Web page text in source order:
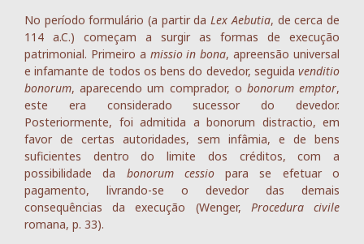
No período formulário (a partir daLex Aebutia, de cerca de
114 a.C.) começam a surgir as formas de execução
patrimonial. Primeiro a missio in bona, apreensão universal
e infamante de todos os bens do devedor, seguida venditio
bonorum, aparecendo um comprador, o bonorum emptor,
este era considerado sucessor do devedor.
Posteriormente, foi admitida a bonorum distractio, em
favor de certas autoridades, sem infâmia, e de bens
suficientes dentro do limite dos créditos, com a
possibilidade da bonorum cessiopara se efetuar o
pagamento, livrando-se o devedor das demais
consequências da execução (Wenger, Procedura civile
romana, p. 33).